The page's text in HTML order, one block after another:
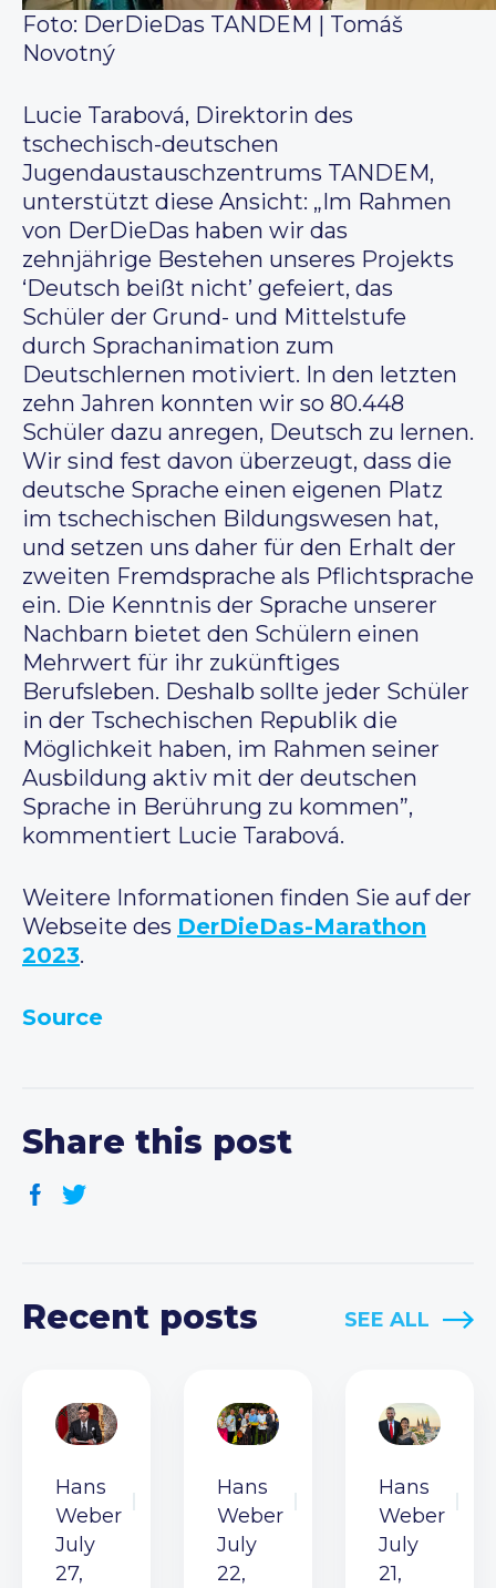
Foto: DerDieDas TANDEM | Tomáš
Novotný
Lucie Tarabová, Direktorin des
tschechisch-deutschen
Jugendaustauschzentrums TANDEM,
unterstützt diese Ansicht: „Im Rahmen
von DerDieDas haben wir das
zehnjährige Bestehen unseres Projekts
‘Deutsch beißt nicht’ gefeiert, das
Schüler der Grund- und Mittelstufe
durch Sprachanimation zum
Deutschlernen motiviert. In den letzten
zehn Jahren konnten wir so 80.448
Schüler dazu anregen, Deutsch zu lernen.
Wir sind fest davon überzeugt, dass die
deutsche Sprache einen eigenen Platz
im tschechischen Bildungswesen hat,
und setzen uns daher für den Erhalt der
zweiten Fremdsprache als Pflichtsprache
ein. Die Kenntnis der Sprache unserer
Nachbarn bietet den Schülern einen
Mehrwert für ihr zukünftiges
Berufsleben. Deshalb sollte jeder Schüler
in der Tschechischen Republik die
Möglichkeit haben, im Rahmen seiner
Ausbildung aktiv mit der deutschen
Sprache in Berührung zu kommen”,
kommentiert Lucie Tarabová.
Weitere Informationen finden Sie auf der
Webseite des DerDieDas-Marathon
2023.
Source
Share this post
Recent posts SEE ALL
Hans
Weber
July
27,
Hans
Weber
July
22,
Hans
Weber
July
21,